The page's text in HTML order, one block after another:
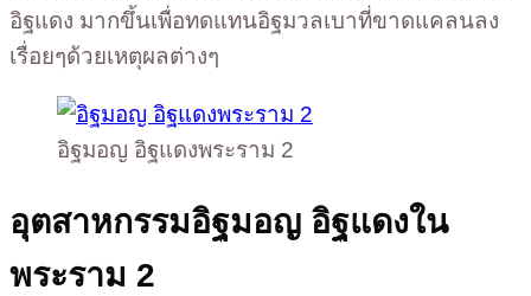
อิฐแดง มากขึ้นเพื่อทดแทนอิฐมวลเบาที่ขาดแคลนลง
เรื่อยๆด้วยเหตุผลต่างๆ
อิฐมอญ อิฐแดงพระราม 2
อุตสาหกรรมอิฐมอญ อิฐแดงใน
พระราม 2